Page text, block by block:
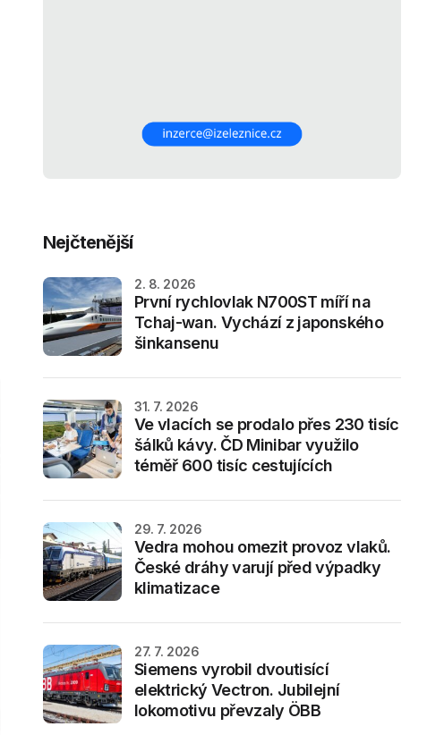
Nejčtenější
První rychlovlak N700ST míří na
Tchaj-wan. Vychází z japonského
šinkansenu
2. 8. 2026
Ve vlacích se prodalo přes 230 tisíc
šálků kávy. ČD Minibar využilo
téměř 600 tisíc cestujících
31. 7. 2026
Vedra mohou omezit provoz vlaků.
České dráhy varují před výpadky
klimatizace
29. 7. 2026
Siemens vyrobil dvoutisící
elektrický Vectron. Jubilejní
lokomotivu převzaly ÖBB
27. 7. 2026